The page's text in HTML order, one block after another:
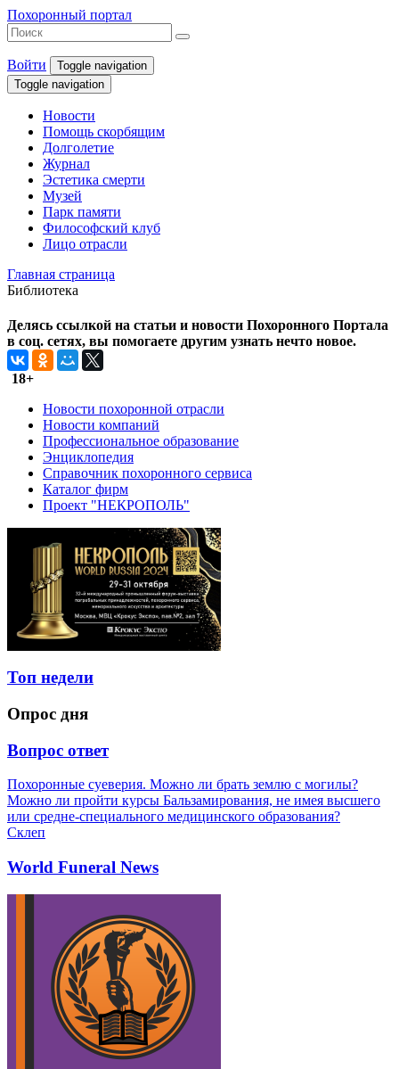
Похоронный портал
Войти
Toggle navigation
Toggle navigation
Новости
Помощь скорбящим
Долголетие
Журнал
Эстетика смерти
Музей
Парк памяти
Философский клуб
Лицо отрасли
Главная страница
Библиотека
Делясь ссылкой на статьи и новости Похоронного Портала
в соц. сетях, вы помогаете другим узнать нечто новое.
18+
Новости похоронной отрасли
Новости компаний
Профессиональное образование
Энциклопедия
Справочник похоронного сервиса
Каталог фирм
Проект "НЕКРОПОЛЬ"
Топ недели
Опрос дня
Вопрос ответ
Похоронные суеверия. Можно ли брать землю с могилы?
Можно ли пройти курсы Бальзамирования, не имея высшего
или средне-специального медицинского образования?
Склеп
World Funeral News